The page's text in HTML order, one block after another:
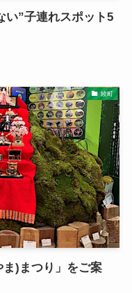
い”子連れスポット5
綾町
ま)まつり」をご案